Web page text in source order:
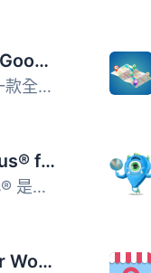
WP Map Block – Google Maps, OpenStreetMap, Mapbox, Store & Shop Locator, Directory, Listings & Filters
WP Map Block 是一款全方位的互動地圖建構器，讓使用者可以在...
Store Locator Plus® for WordPress
Store Locator Plus® 是一款功能強大的 WordPress 門市據點地...
Store Locator for WordPress📍